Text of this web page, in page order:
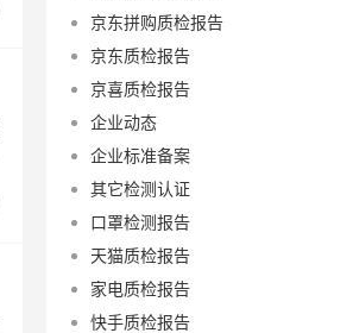
京东拼购质检报告
京东质检报告
京喜质检报告
企业动态
企业标准备案
其它检测认证
口罩检测报告
天猫质检报告
家电质检报告
快手质检报告